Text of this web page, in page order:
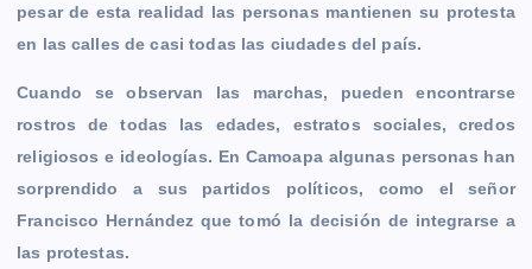
pesar de esta realidad las personas mantienen su protesta
en las calles de casi todas las ciudades del país.
Cuando se observan las marchas, pueden encontrarse
rostros de todas las edades, estratos sociales, credos
religiosos e ideologías. En Camoapa algunas personas han
sorprendido a sus partidos políticos, como el señor
Francisco Hernández que tomó la decisión de integrarse a
las protestas.